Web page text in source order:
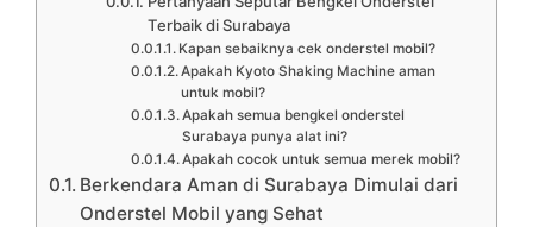
Terbaik di Surabaya
Kapan sebaiknya cek onderstel mobil?
Apakah Kyoto Shaking Machine aman
untuk mobil?
Apakah semua bengkel onderstel
Surabaya punya alat ini?
Apakah cocok untuk semua merek mobil?
Berkendara Aman di Surabaya Dimulai dari
Onderstel Mobil yang Sehat